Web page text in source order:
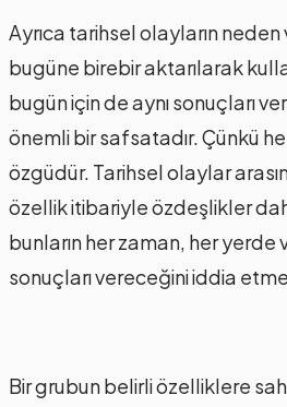
Ayrıca tarihsel olayların neden
bugüne birebir aktarılarak
bugün için de aynı sonuçları
önemli bir safsatadır. Çünkü
özgüdür. Tarihsel olaylar
özellik itibariyle özdeşlikler
bunların her zaman, her yerde
sonuçları vereceğini iddia
Bir grubun belirli özelliklere